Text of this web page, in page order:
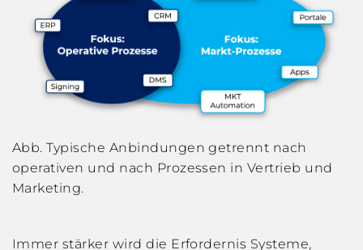
Abb. Typische Anbindungen getrennt nach
operativen und nach Prozessen in Vertrieb und
Marketing.
Immer stärker wird die Erfordernis Systeme,